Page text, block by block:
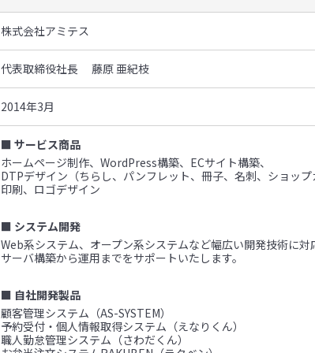
株式会社アミテス
代表取締役社長 藤原 亜紀枝
2014年3月
■ サービス商品
ホームページ制作、WordPress構築、ECサイト構築、
DTPデザイン（ちらし、パンフレット、冊子、名刺、ショップ
印刷、ロゴデザイン
■ システム開発
Web系システム、オープン系システムなど幅広い開発技術に対
サーバ構築から運用までをサポートいたします。
■ 自社開発製品
顧客管理システム（AS-SYSTEM）
予約受付・個人情報取得システム（えなりくん）
職人勤怠管理システム（さわだくん）